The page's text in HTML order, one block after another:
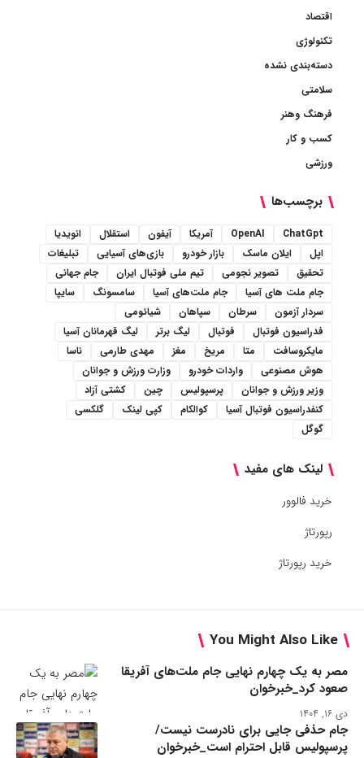
اقتصاد
تکنولوژی
دسته‌بندی نشده
سلامتی
فرهنگ وهنر
کسب و کار
ورزشی
برچسب‌ها
ChatGpt
OpenAI آمریکا آیفون استقلال
انویدیا
اپل
ایلان ماسک بازار خودرو بازی‌های آسیایی
تبلیغات
تحقیق
تصویر نجومی تیم ملی فوتبال ایران
جام جهانی
جام ملت های آسیا
جام ملت‌های آسیا سامسونگ
سایپا
سردار آزمون
سرطان سپاهان
شیائومی
فدراسیون فوتبال
فوتبال لیگ برتر
لیگ قهرمانان آسیا
مایکروسافت
متا مریخ مغز مهدی طارمی
ناسا
هوش مصنوعی
واردات خودرو
وزارت ورزش و جوانان
وزیر ورزش و جوانان
پرسپولیس چین
کشتی آزاد
کنفدراسیون فوتبال آسیا
کوالکام کپی لینک
گلکسی
گوگل
لینک های مفید
خرید فالوور
رپورتاژ
خرید رپورتاژ
You Might Also Like
مصر به یک چهارم نهایی جام ملت‌های آفریقا
صعود کرد_خبرخوان
دی ۱۶, ۱۴۰۴
جام حذفی جایی برای نادرست نیست/
پرسپولیس قابل احترام است_خبرخوان